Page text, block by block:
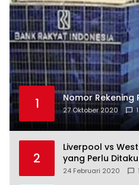
1 Nomor Rekening
27 Oktober 2020
2
Liverpool vs
yang Perlu
24 Februari 2020